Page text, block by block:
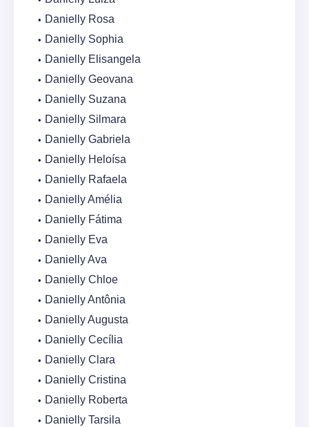
Danielly Rosa
Danielly Sophia
Danielly Elisangela
Danielly Geovana
Danielly Suzana
Danielly Silmara
Danielly Gabriela
Danielly Heloísa
Danielly Rafaela
Danielly Amélia
Danielly Fátima
Danielly Eva
Danielly Ava
Danielly Chloe
Danielly Antônia
Danielly Augusta
Danielly Cecília
Danielly Clara
Danielly Cristina
Danielly Roberta
Danielly Tarsila